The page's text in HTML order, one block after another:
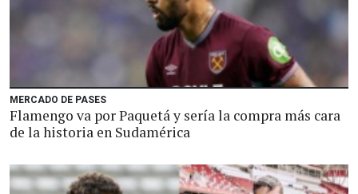
MERCADO DE PASES
Flamengo va por Paquetá y sería la compra más cara
de la historia en Sudamérica